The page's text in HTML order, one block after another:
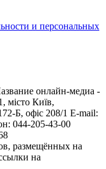
и персональных
онлайн-медиа -
місто Київ,
Б, офіс 208/1 E-mail:
044-205-43-00
размещённых на
на